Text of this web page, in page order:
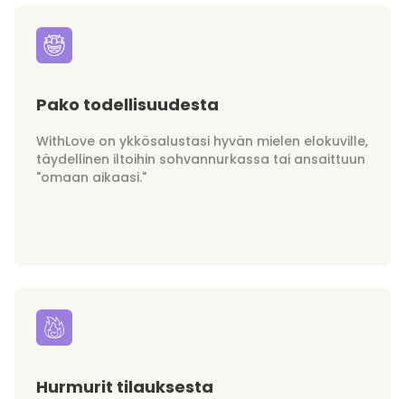
Pako todellisuudesta
WithLove on ykkösalustasi hyvän mielen elokuville,
täydellinen iltoihin sohvannurkassa tai ansaittuun
"omaan aikaasi."
Hurmurit tilauksesta